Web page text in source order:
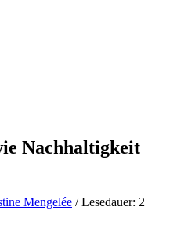
Nachhaltigkeit
Mengelée / Lesedauer: 2